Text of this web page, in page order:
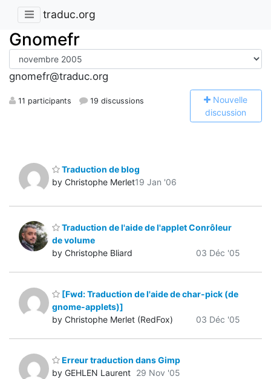
traduc.org
Gnomefr
gnomefr@traduc.org
11 participants 19 discussions Nouvelle
discussion
Traduction de blog
by Christophe Merlet19 Jan '06
Traduction de l'aide de l'applet Conrôleur
de volume
by Christophe Bliard
03 Déc '05
[Fwd: Traduction de l'aide de char-pick (de
gnome-applets)]
by Christophe Merlet (RedFox)
03 Déc '05
Erreur traduction dans Gimp
by GEHLEN Laurent 29 Nov '05